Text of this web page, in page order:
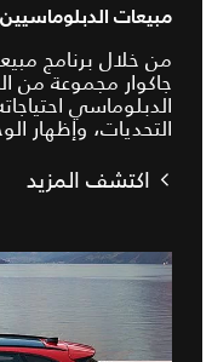
مبيعات الدبلوماسيين
من خلال برنامج
جاكوار مجموعة من
الدبلوماسي
التحديات، وإظهار
اكتشف المزيد